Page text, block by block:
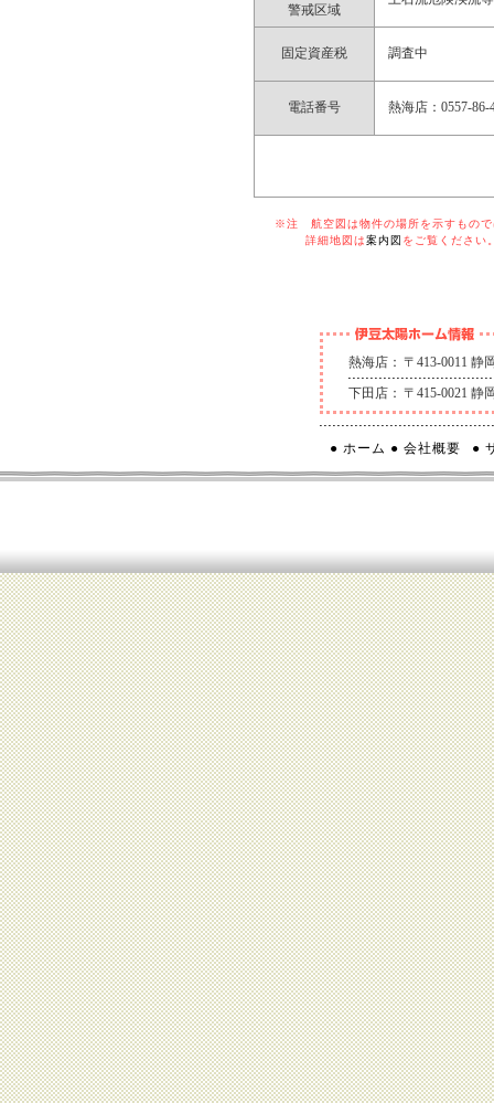
警戒区域
固定資産税 調査中
電話番号 熱海店：0557-86-
※注 航空図は物件の場所を示すものでは
詳細地図は案内図 をご覧ください
熱海店： 〒413-0011 静
下田店： 〒415-0021 静
● ホーム ● 会社概要 ●